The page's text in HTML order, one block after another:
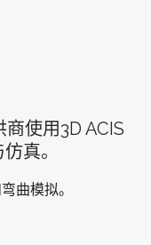
使用3D ACIS
真。
曲模拟。